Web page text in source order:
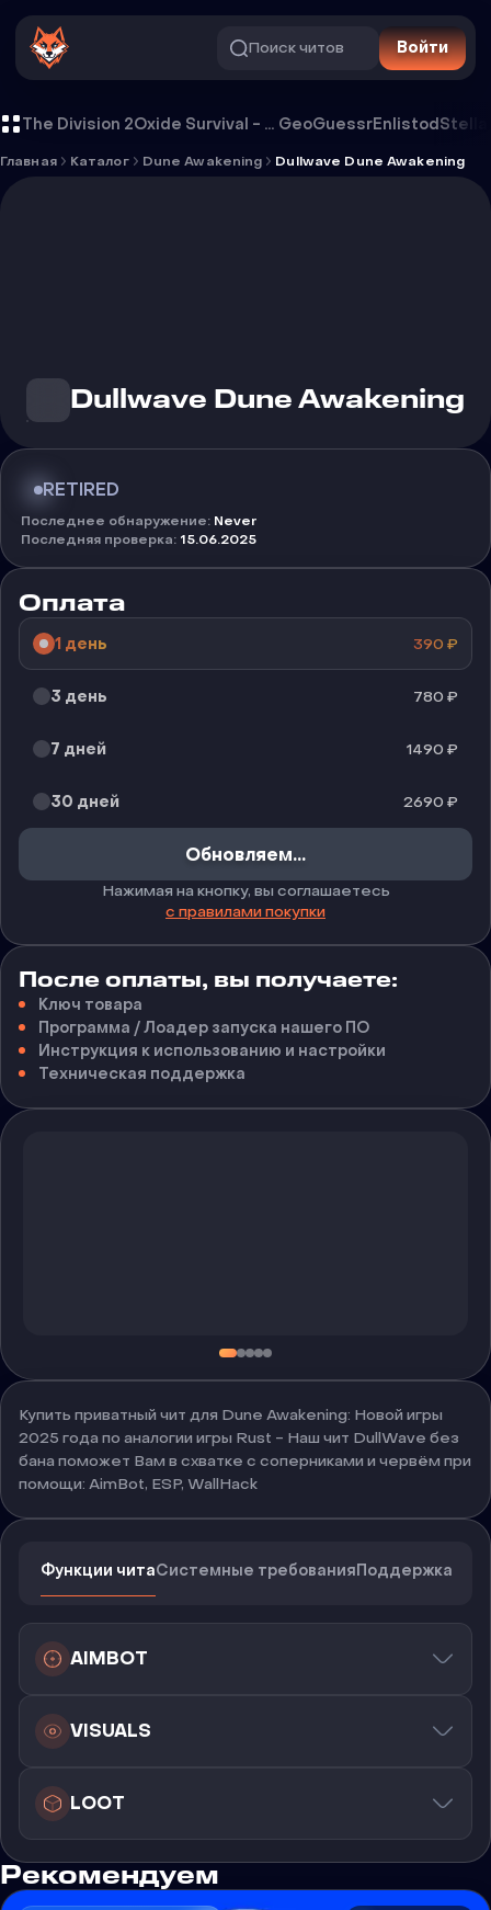
Поиск читов Войти
The Division 2 Oxide Survival - Rust Mobile GeoGuessrEnlistodStella
Главная Каталог Dune Awakening Dullwave Dune Awakening
Dullwave Dune Awakening
RETIRED
Последнее обнаружение: Never
Последняя проверка: 15.06.2025
Оплата
1 день 390 ₽
3 день 780 ₽
7 дней 1490 ₽
30 дней 2690 ₽
Обновляем...
Нажимая на кнопку, вы соглашаетесь
с правилами покупки
После оплаты, вы получаете:
Ключ товара
Программа / Лоадер запуска нашего ПО
Инструкция к использованию и настройки
Техническая поддержка
Купить приватный чит для Dune Awakening: Новой игры
2025 года по аналогии игры Rust - Наш чит DullWave без
бана поможет Вам в схватке с соперниками и червём при
помощи: AimBot, ESP, WallHack
Функции читаСистемные требованияПоддержка
AIMBOT
VISUALS
LOOT
Рекомендуем